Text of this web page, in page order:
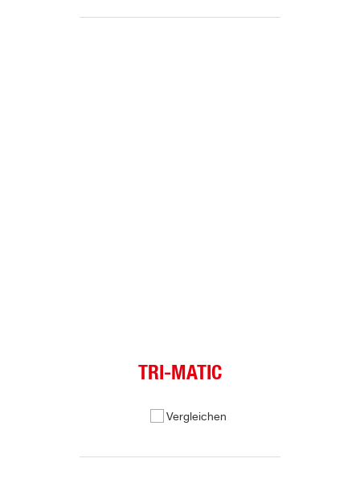
TRI-MATIC
Vergleichen